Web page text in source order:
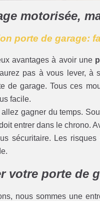
motorisée,
porte de garage:
avantages à avoir une
pas à vous lever,
de garage. Tous ces
facile.
gagner du temps.
entrer dans le chrono.
sécuritaire. Les
votre porte de
nous sommes une